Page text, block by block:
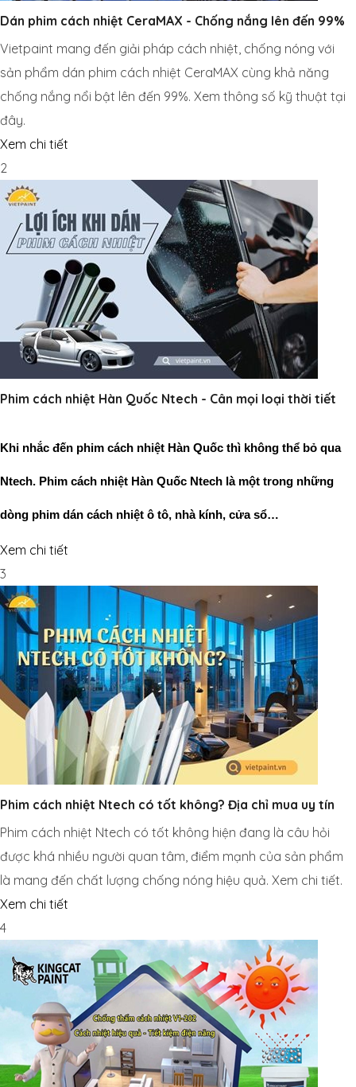
Dán phim cách nhiệt CeraMAX - Chống nắng lên đến 99%
Vietpaint mang đến giải pháp cách nhiệt, chống nóng với
sản phẩm dán phim cách nhiệt CeraMAX cùng khả năng
chống nắng nổi bật lên đến 99%. Xem thông số kỹ thuật tại
đây.
Xem chi tiết
2
Phim cách nhiệt Hàn Quốc Ntech - Cân mọi loại thời tiết
Khi nhắc đến phim cách nhiệt Hàn Quốc thì không thể bỏ qua
Ntech. Phim cách nhiệt Hàn Quốc Ntech là một trong những
dòng phim dán cách nhiệt ô tô, nhà kính, cửa sổ…
Xem chi tiết
3
Phim cách nhiệt Ntech có tốt không? Địa chỉ mua uy tín
Phim cách nhiệt Ntech có tốt không hiện đang là câu hỏi
được khá nhiều người quan tâm, điểm mạnh của sản phẩm
là mang đến chất lượng chống nóng hiệu quả. Xem chi tiết.
Xem chi tiết
4